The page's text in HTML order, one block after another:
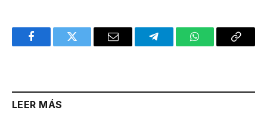
FacebookTwitter Email TelegramWhatsAppCopy
LEER MÁS